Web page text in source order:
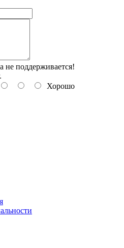
не поддерживается!
Хорошо